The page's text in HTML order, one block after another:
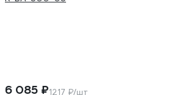
6 085 ₽1217 ₽/шт